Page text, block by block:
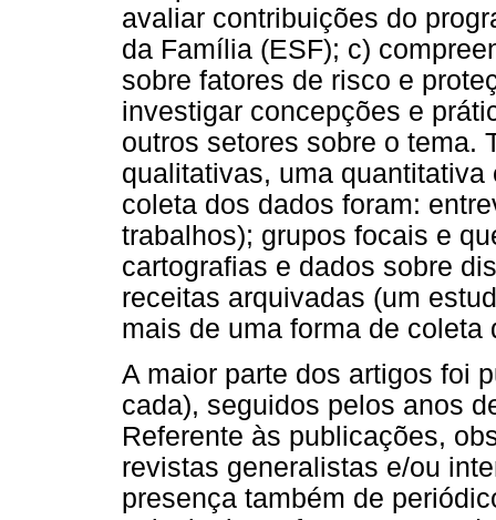
avaliar contribuições do
da Família (ESF); c)
sobre fatores de risco e
investigar concepções e
outros setores sobre o tema.
qualitativas, uma
coleta dos dados foram:
trabalhos); grupos focais e
cartografias e dados sobre
receitas arquivadas (um
mais de uma forma de coleta
A maior parte dos artigos foi
cada), seguidos pelos anos
Referente às publicações,
revistas generalistas e/ou
presença também de